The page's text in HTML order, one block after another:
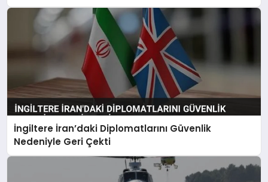
İngiltere İran’daki Diplomatlarını Güvenlik
Nedeniyle Geri Çekti